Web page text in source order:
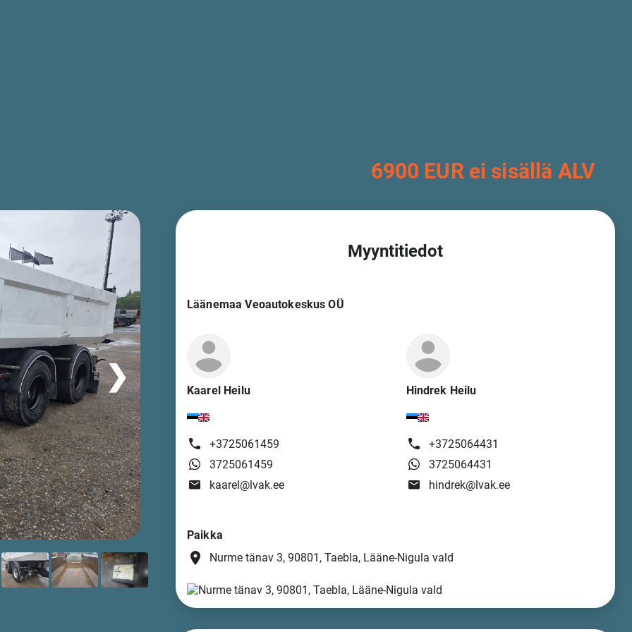
6900 EUR ei sisällä ALV
❯
Myyntitiedot
Läänemaa Veoautokeskus OÜ
Kaarel Heilu
+3725061459
3725061459
kaarel@lvak.ee
Hindrek Heilu
+3725064431
3725064431
hindrek@lvak.ee
Paikka
place Nurme tänav 3, 90801, Taebla, Lääne-Nigula vald